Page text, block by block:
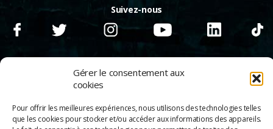
Gérer le consentement aux
cookies
Pour offrir les meilleures expériences, nous utilisons des technologies telles
que les cookies pour stocker et/ou accéder aux informations des appareils.
Suivez-nous